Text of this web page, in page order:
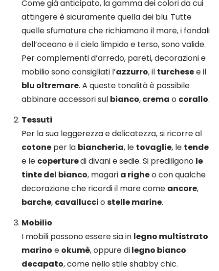
Come già anticipato, la gamma dei colori da cui
attingere è sicuramente quella dei blu. Tutte
quelle sfumature che richiamano il mare, i fondali
dell’oceano e il cielo limpido e terso, sono valide.
Per complementi d’arredo, pareti, decorazioni e
mobilio sono consigliati l’azzurro, il turchesee il
blu oltremare. A queste tonalità è possibile
abbinare accessori sul bianco,crema o corallo.
Tessuti
Per la sua leggerezza e delicatezza, si ricorre al
cotoneper la biancheria, le tovaglie, le tende
e le coperturedi divani e sedie. Si prediligono le
tinte del bianco, magari a righeo con qualche
decorazione che ricordi il mare come ancore,
barche, cavallucciostelle marine.
Mobilio
I mobili possono essere sia in legno multistrato
marino e okumè, oppure dilegno bianco
decapato, come nello stile shabby chic.